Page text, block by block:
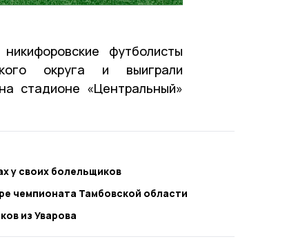
футболисты
округа и выиграли
стадионе «Центральный»
у своих болельщиков
чемпионата Тамбовской области
из Уварова